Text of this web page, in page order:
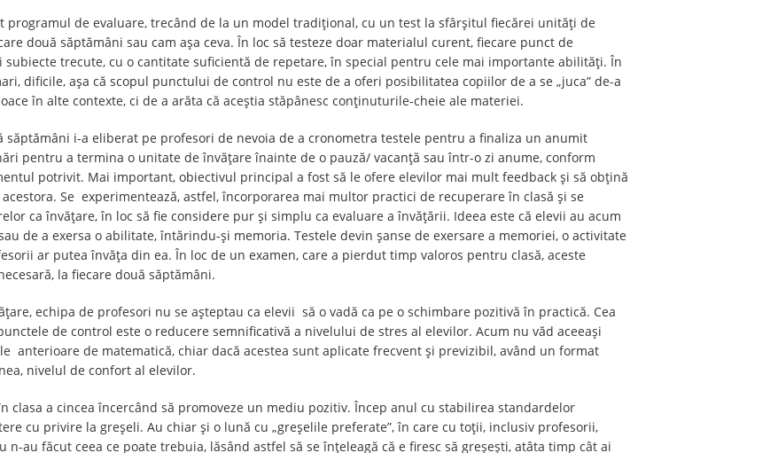
de evaluare, trecând de la un model tradițional, cu un test la sfârșitul fiecărei unități de
două săptămâni sau cam așa ceva. În loc să testeze doar materialul curent, fiecare punct de
trecute, cu o cantitate suficientă de repetare, în special pentru cele mai importante abilități. În
dificile, așa că scopul punctului de control nu este de a oferi posibilitatea copiilor de a se „juca” de-a
în alte contexte, ci de a arăta că aceștia stăpânesc conținuturile-cheie ale materiei.
i-a eliberat pe profesori de nevoia de a cronometra testele pentru a finaliza un anumit
pentru a termina o unitate de învățare înainte de o pauză/ vacanță sau într-o zi anume, conform
potrivit. Mai important, obiectivul principal a fost să le ofere elevilor mai mult feedback și să obțină
Se experimentează, astfel, încorporarea mai multor practici de recuperare în clasă și se
ca învățare, în loc să fie considere pur și simplu ca evaluare a învățării. Ideea este că elevii au acum
de a exersa o abilitate, întărindu-și memoria. Testele devin șanse de exersare a memoriei, o activitate
ar putea învăța din ea. În loc de un examen, care a pierdut timp valoros pentru clasă, aceste
la fiecare două săptămâni.
echipa de profesori nu se așteptau ca elevii să o vadă ca pe o schimbare pozitivă în practică. Cea
de control este o reducere semnificativă a nivelului de stres al elevilor. Acum nu văd aceeași
anterioare de matematică, chiar dacă acestea sunt aplicate frecvent și previzibil, având un format
nivelul de confort al elevilor.
a cincea încercând să promoveze un mediu pozitiv. Încep anul cu stabilirea standardelor
cu privire la greșeli. Au chiar și o lună cu „greșelile preferate”, în care cu toții, inclusiv profesorii,
au făcut ceea ce poate trebuia, lăsând astfel să se înțeleagă că e firesc să greșești, atâta timp cât ai